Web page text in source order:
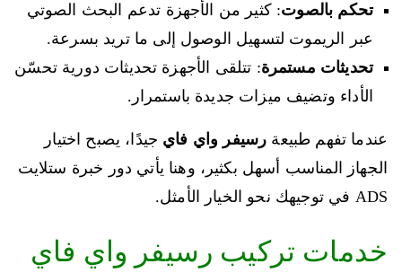
تحكم بالصوت: كثير من الأجهزة تدعم البحث الصوتي
عبر الريموت لتسهيل الوصول إلى ما تريد بسرعة.
تحديثات مستمرة: تتلقى الأجهزة تحديثات دورية تحسّن
الأداء وتضيف ميزات جديدة باستمرار.
عندما تفهم طبيعة رسيفر واي فاي جيدًا، يصبح اختيار
الجهاز المناسب أسهل بكثير، وهنا يأتي دور خبرة ستلايت
ADS في توجيهك نحو الخيار الأمثل.
خدمات تركيب رسيفر واي فاي